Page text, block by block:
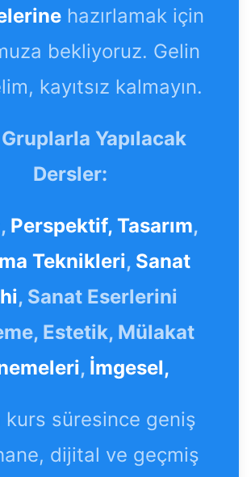
hazırlamak için
bekliyoruz. Gelin
kayıtsız kalmayın.
Yapılacak
Dersler:
Perspektif, Tasarım,
Teknikleri, Sanat
, Sanat Eserlerini
Estetik, Mülakat
, İmgesel,
kurs süresince geniş
dijital ve geçmiş